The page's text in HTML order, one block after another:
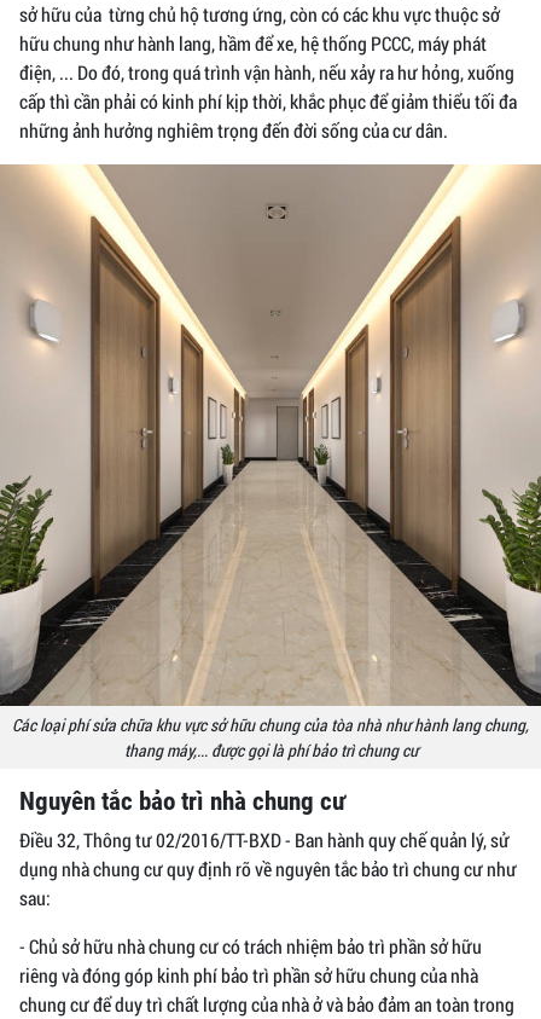
sở hữu của từng chủ hộ tương ứng, còn có các khu vực thuộc sở
hữu chung như hành lang, hầm để xe, hệ thống PCCC, máy phát
điện, ... Do đó, trong quá trình vận hành, nếu xảy ra hư hỏng, xuống
cấp thì cần phải có kinh phí kịp thời, khắc phục để giảm thiểu tối đa
những ảnh hưởng nghiêm trọng đến đời sống của cư dân.
Các loại phí sửa chữa khu vực sở hữu chung của tòa nhà như hành lang chung,
thang máy,... được gọi là phí bảo trì chung cư
Nguyên tắc bảo trì nhà chung cư
Điều 32, Thông tư 02/2016/TT-BXD - Ban hành quy chế quản lý, sử
dụng nhà chung cư quy định rõ về nguyên tắc bảo trì chung cư như
sau:
- Chủ sở hữu nhà chung cư có trách nhiệm bảo trì phần sở hữu
riêng và đóng góp kinh phí bảo trì phần sở hữu chung của nhà
chung cư để duy trì chất lượng của nhà ở và bảo đảm an toàn trong